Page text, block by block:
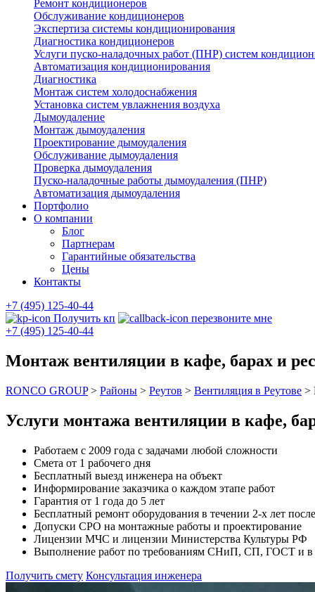
Ремонт кондиционеров
Обслуживание кондиционеров
Экспертиза системы кондиционирования
Диагностика кондиционеров
Услуги пуско-наладочных работ (ПНР) систем
Автоматизация кондиционирования
Диагностика
Монтаж систем холодоснабжения
Установка систем увлажнения воздуха
Дымоудаление
Монтаж дымоудаления
Проектирование дымоудаления
Обслуживание дымоудаления
Проверка дымоудаления
Пуско-наладочные работы дымоудаления (ПНР)
Автоматизация дымоудаления
Портфолио
О компании
Блог
Партнерам
Гарантийные обязательства
Цены
Контакты
+7 (495) 125-40-44
Получить кп
перезвоните мне
+7 (495) 125-40-44
Монтаж вентиляции в кафе, барах и
RONCO GROUP> Районы > Реутов > Вентиляция в Реутове >
Услуги монтажа вентиляции в кафе,
Работаем с 2009 года с задачами любой сложности
Смета от 1 рабочего дня
Бесплатный выезд инженера на объект
Информирование заказчика о каждом этапе работ
Гарантия от 1 года до 5 лет
Бесплатный ремонт оборудования в течении 2-х лет
Допуски СРО на монтажные работы и проектирование
Лицензии МЧС и лицензии Министерства Культуры РФ
Выполнение работ по требованиям СНиП, СП, ГОСТ и в
Получить смету Консультация инженера